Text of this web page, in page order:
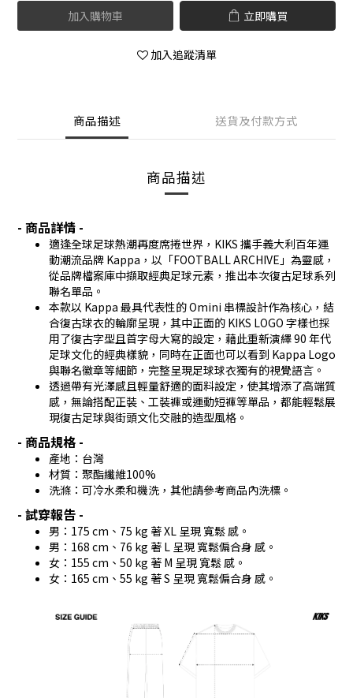
加入購物車 立即購買
加入追蹤清單
商品描述 送貨及付款方式
商品描述
- 商品詳情 -
適逢全球足球熱潮再度席捲世界，KIKS 攜手義大利百年運
動潮流品牌 Kappa，以「FOOTBALL ARCHIVE」為靈感，
從品牌檔案庫中擷取經典足球元素，推出本次復古足球系列
聯名單品。
本款以 Kappa 最具代表性的 Omini 串標設計作為核心，結
合復古球衣的輪廓呈現，其中正面的 KIKS LOGO 字樣也採
用了復古字型且首字母大寫的設定，藉此重新演繹 90 年代
足球文化的經典樣貌，同時在正面也可以看到 Kappa Logo
與聯名徽章等細節，完整呈現足球球衣獨有的視覺語言。
透過帶有光澤感且輕量舒適的面料設定，使其增添了高端質
感，無論搭配正裝、工裝褲或運動短褲等單品，都能輕鬆展
現復古足球與街頭文化交融的造型風格。
- 商品規格 -
產地：台灣
材質：聚酯纖維100%
洗滌：可冷水柔和機洗，其他請參考商品內洗標。
- 試穿報告 -
男：175 cm、75 kg 著 XL 呈現 寬鬆 感。
男：168 cm、76 kg 著 L 呈現 寬鬆偏合身 感。
女：155 cm、50 kg 著 M 呈現 寬鬆 感。
女：165 cm、55 kg 著 S 呈現 寬鬆偏合身 感。